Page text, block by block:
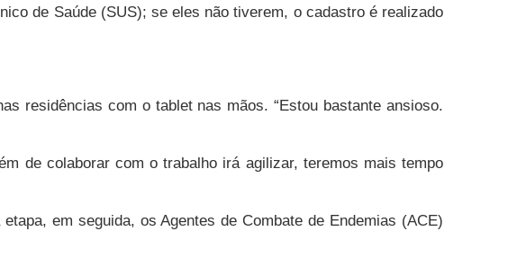
de Saúde (SUS); se eles não tiverem, o cadastro é realizado
residências com o tablet nas mãos. “Estou bastante ansioso.
de colaborar com o trabalho irá agilizar, teremos mais tempo
em seguida, os Agentes de Combate de Endemias (ACE)